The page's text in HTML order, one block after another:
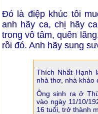
Đó là điệp khúc tôi
anh hãy ca, chị hãy
trong vô tâm, quên
rồi đó. Anh hãy sung
Thích Nhất Hạnh
nhà thơ, nhà khảo
Ông sinh ra ở
vào ngày 11/10/
16 tuổi, trở thành